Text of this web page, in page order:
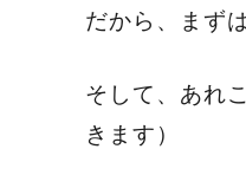
だから、まず
そして、あれ
きます）